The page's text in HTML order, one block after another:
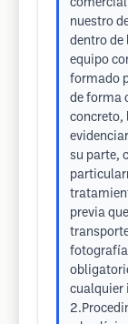
nuestro
dentro de
equipo
formado
de forma
concreto,
su parte,
previa
cualquier